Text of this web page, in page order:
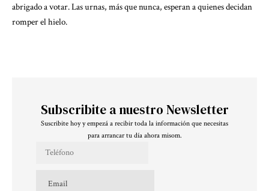
abrigado a votar. Las urnas, más que nunca, esperan a quienes decidan
romper el hielo.
Subscribite a nuestro Newsletter
Suscribite hoy y empezá a recibir toda la información que necesitas
para arrancar tu día ahora misom.